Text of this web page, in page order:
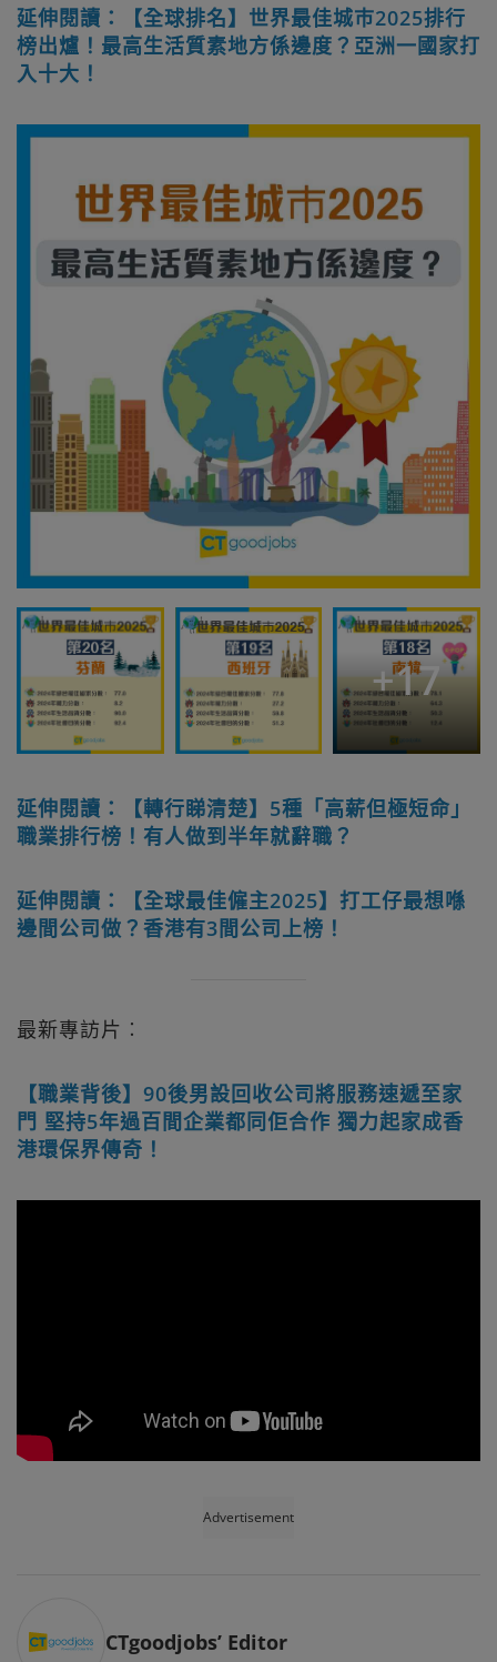
延伸閱讀：【全球排名】世界最佳城巿2025排行
榜出爐！最高生活質素地方係邊度？亞洲一國家打
入十大！
+17
延伸閱讀：【轉行睇清楚】5種「高薪但極短命」
職業排行榜！有人做到半年就辭職？
延伸閱讀：【全球最佳僱主2025】打工仔最想喺
邊間公司做？香港有3間公司上榜！
最新專訪片︰
【職業背後】90後男設回收公司將服務速遞至家
門 堅持5年過百間企業都同佢合作 獨力起家成香
港環保界傳奇！
Advertisement
CTgoodjobs’ Editor